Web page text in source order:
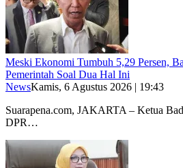
Meski Ekonomi Tumbuh 5,29 Persen,
Pemerintah Soal Dua Hal Ini
NewsKamis, 6 Agustus 2026 | 19:43
Suarapena.com, JAKARTA – Ketua
DPR…